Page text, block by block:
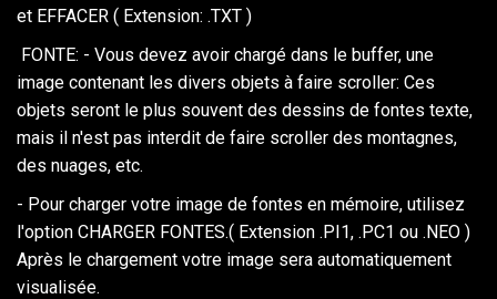
et EFFACER ( Extension: .TXT )
FONTE: - Vous devez avoir chargé dans le buffer, une
image contenant les divers objets à faire scroller: Ces
objets seront le plus souvent des dessins de fontes texte,
mais il n'est pas interdit de faire scroller des montagnes,
des nuages, etc.
- Pour charger votre image de fontes en mémoire, utilisez
l'option CHARGER FONTES.( Extension .PI1, .PC1 ou .NEO )
Après le chargement votre image sera automatiquement
visualisée.